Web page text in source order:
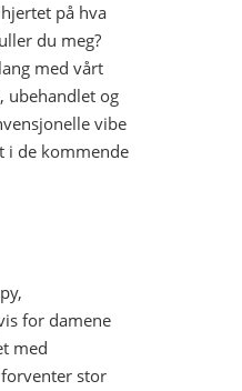
på hva
du meg?
med vårt
ubehandlet og
vibe
i de kommende
for damene
med
stor